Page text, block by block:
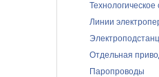
Линии
Отдельная
Паропроводы